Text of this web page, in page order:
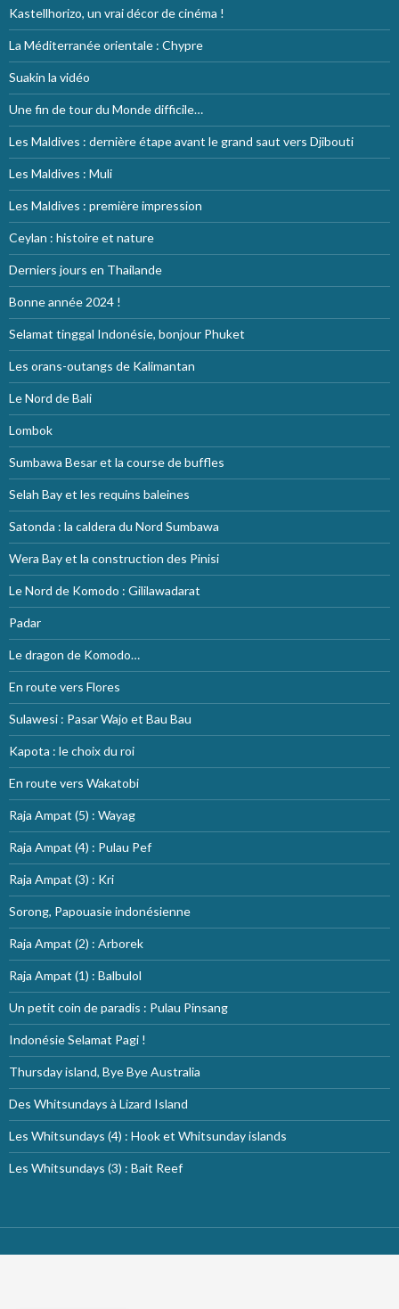
Kastellhorizo, un vrai décor de cinéma !
La Méditerranée orientale : Chypre
Suakin la vidéo
Une fin de tour du Monde difficile…
Les Maldives : dernière étape avant le grand saut vers Djibouti
Les Maldives : Muli
Les Maldives : première impression
Ceylan : histoire et nature
Derniers jours en Thailande
Bonne année 2024 !
Selamat tinggal Indonésie, bonjour Phuket
Les orans-outangs de Kalimantan
Le Nord de Bali
Lombok
Sumbawa Besar et la course de buffles
Selah Bay et les requins baleines
Satonda : la caldera du Nord Sumbawa
Wera Bay et la construction des Pinisi
Le Nord de Komodo : Gililawadarat
Padar
Le dragon de Komodo…
En route vers Flores
Sulawesi : Pasar Wajo et Bau Bau
Kapota : le choix du roi
En route vers Wakatobi
Raja Ampat (5) : Wayag
Raja Ampat (4) : Pulau Pef
Raja Ampat (3) : Kri
Sorong, Papouasie indonésienne
Raja Ampat (2) : Arborek
Raja Ampat (1) : Balbulol
Un petit coin de paradis : Pulau Pinsang
Indonésie Selamat Pagi !
Thursday island, Bye Bye Australia
Des Whitsundays à Lizard Island
Les Whitsundays (4) : Hook et Whitsunday islands
Les Whitsundays (3) : Bait Reef